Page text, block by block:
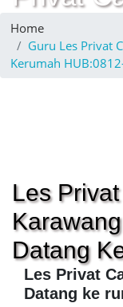
Home
Guru Les Privat
Kerumah
Les
Datang
Les Privat
Datang ke